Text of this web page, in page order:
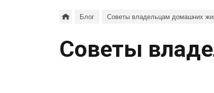
Блог Советы владельцам домашних
Советы